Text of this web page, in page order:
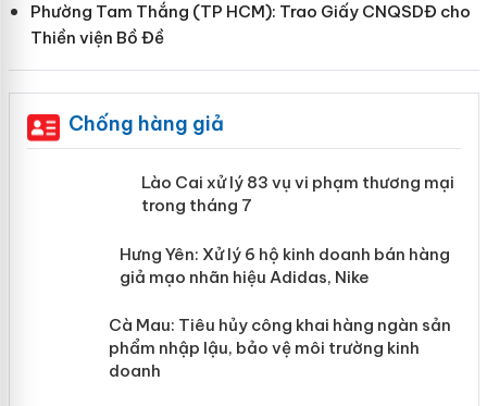
Phường Tam Thắng (TP HCM): Trao Giấy CNQSDĐ cho
Thiền viện Bồ Đề
Chống hàng giả
Lào Cai xử lý 83 vụ vi phạm thương
mại trong tháng 7
Hưng Yên: Xử lý 6 hộ kinh doanh bán
hàng giả mạo nhãn hiệu Adidas, Nike